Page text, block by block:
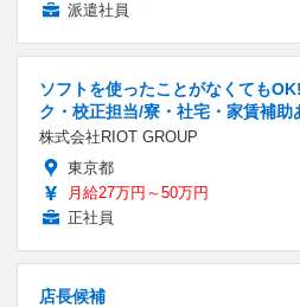
派遣社員
ソフトを使ったことがなくても
ク・校正担当/寮・社宅・家賃補助
株式会社RIOT GROUP
東京都
月給27万円～50万円
正社員
店長候補